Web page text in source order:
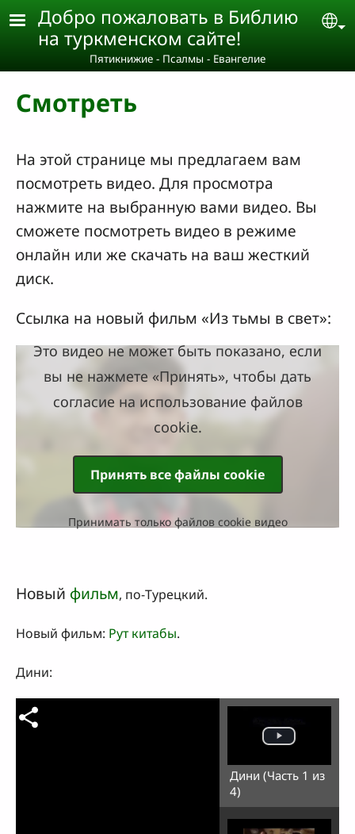
Skip to main content
Добро пожаловать в Библию
на туркменском сайте!
Пятикнижие - Псалмы - Евангелие
Смотреть
На этой странице мы предлагаем вам
посмотреть видео. Для просмотра
нажмите на выбранную вами видео. Вы
сможете посмотреть видео в режиме
онлайн или же скачать на ваш жесткий
диск.
Ссылка на новый фильм «Из тьмы в свет»:
Это видео не может быть показано, если
вы не нажмете «Принять», чтобы дать
согласие на использование файлов
cookie.
Принять все файлы cookie
Принимать только файлов cookie видео
Новый фильм, по-Турецкий.
Новый фильм: Рут китабы.
Дини:
Дини (Часть 1 из
4)